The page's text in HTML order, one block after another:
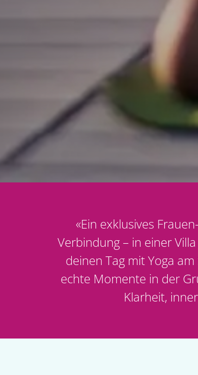
«Ein exklusives
Verbindung – in einer
deinen Tag mit Yoga
echte Momente in der
Klarheit,